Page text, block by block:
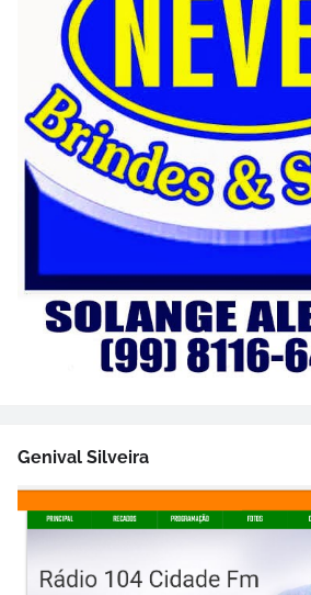
Genival Silveira